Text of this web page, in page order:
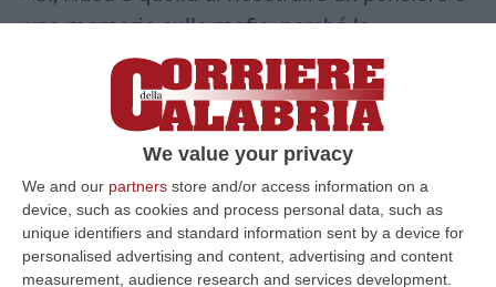
We value your privacy
We and our partners store and/or access information on a
device, such as cookies and process personal data, such as
unique identifiers and standard information sent by a device for
personalised advertising and content, advertising and content
measurement, audience research and services development.
una memoria sulle mafie, perché la
sensazione che abbiamo è che nell’opinione
pubblica la percezione del pericolo mafioso,
passata la stagione stragista con i delitti
eccellenti che hanno insanguinato non solo le
strade di Palermo, ma anche di Reggio,
Lamezia Terme, fino a Milano, Firenze e
Roma, sia un po’ diminuita. Tutto ciò ci